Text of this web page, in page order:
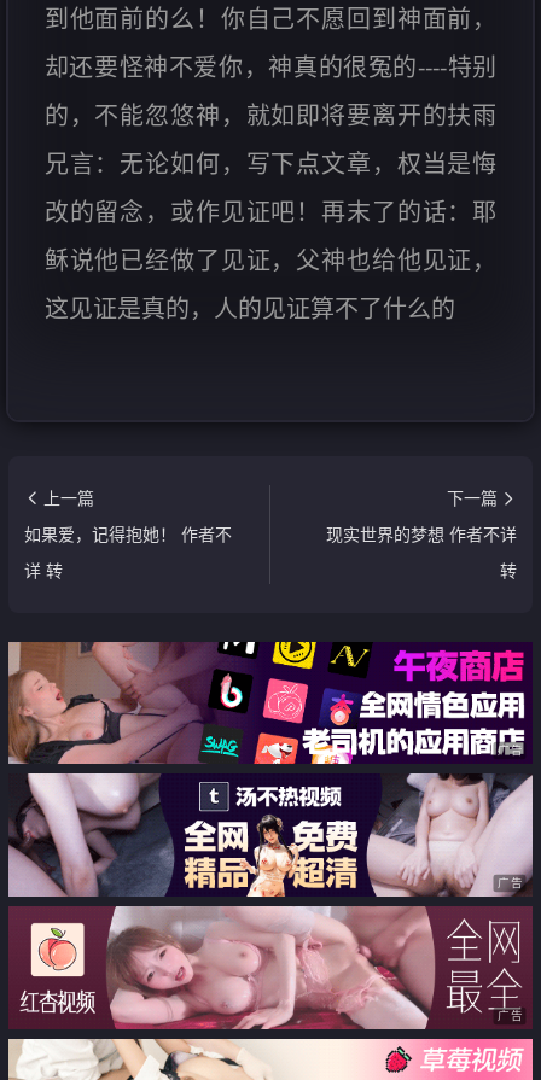
到他面前的么！你自己不愿回到神面前，
却还要怪神不爱你，神真的很冤的----特别
的，不能忽悠神，就如即将要离开的扶雨
兄言：无论如何，写下点文章，权当是悔
改的留念，或作见证吧！再末了的话：耶
稣说他已经做了见证，父神也给他见证，
这见证是真的，人的见证算不了什么的
上一篇
如果爱，记得抱她！ 作者不
详 转
下一篇
现实世界的梦想 作者不详
转
广告
广告
广告